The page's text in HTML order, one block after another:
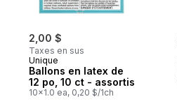
2,00 $
Taxes en sus
Unique
Ballons en latex de
12 po, 10 ct - assortis
10x1.0 ea, 0,20 $/1ch